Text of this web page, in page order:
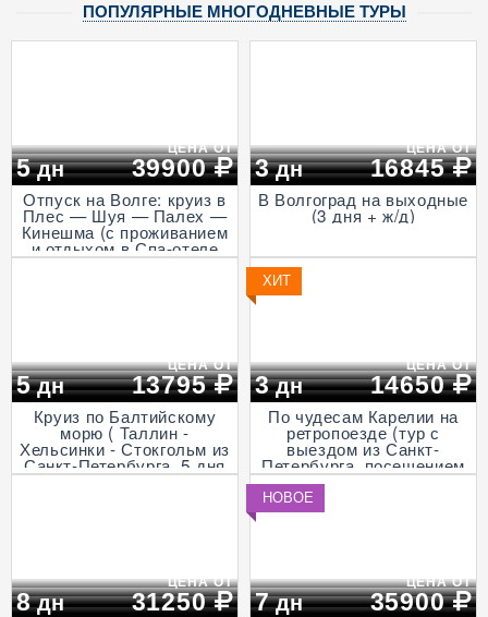
ПОПУЛЯРНЫЕ МНОГОДНЕВНЫЕ ТУРЫ
5дн
ЦЕНА ОТ
39900
Отпуск на Волге: круиз в
Плес — Шуя — Палех —
Кинешма (с проживанием
и отдыхом в Спа-отеле
Волга, проезд на
3дн
ЦЕНА ОТ
16845
В Волгоград на выходные
(3 дня + ж/д)
5дн
ЦЕНА ОТ
13795
Круиз по Балтийскому
морю ( Таллин -
Хельсинки - Стокгольм из
Санкт-Петербурга, 5 дня
+ ж/д)
ХИТ
3дн
ЦЕНА ОТ
14650
По чудесам Карелии на
ретропоезде (тур с
выездом из Санкт-
Петербурга, посещением
музея живой истории и
деревни викингов -
"Бастiонъ", экскурсией в
апрель - октябрь)
8дн
ЦЕНА ОТ
31250
НОВОЕ
7дн
ЦЕНА ОТ
35900